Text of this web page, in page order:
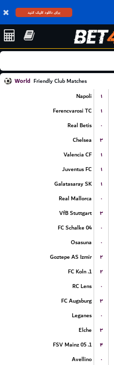
برای دانلود کلیک کنید
World Friendly Club Matches
Napoli
۱
Ferencvarosi TC
۱
Real Betis
۰
Chelsea
۳
Valencia CF
۱
Juventus FC
۱
Galatasaray SK
۱
Real Mallorca
۰
VfB Stuttgart
۳
FC Schalke 04
۰
Osasuna
۰
Goztepe AS Izmir
۲
1. FC Koln
۲
RC Lens
۰
FC Augsburg
۳
Leganes
۰
Elche
۳
1. FSV Mainz 05
۴
Avellino
۰